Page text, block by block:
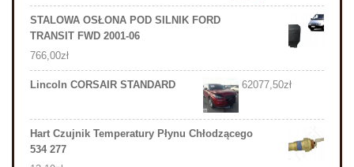
STALOWA OSŁONA POD SILNIK FORD
TRANSIT FWD 2001-06
766,00zł
Lincoln CORSAIR STANDARD 62077,50zł
Hart Czujnik Temperatury Płynu Chłodzącego
534 277